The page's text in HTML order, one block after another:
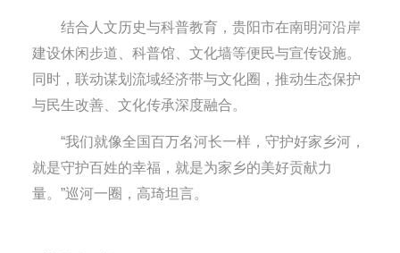
结合人文历史与科普教育，贵阳市在南明河沿岸
建设休闲步道、科普馆、文化墙等便民与宣传设施。
同时，联动谋划流域经济带与文化圈，推动生态保护
与民生改善、文化传承深度融合。
“我们就像全国百万名河长一样，守护好家乡河，
就是守护百姓的幸福，就是为家乡的美好贡献力
量。”巡河一圈，高琦坦言。